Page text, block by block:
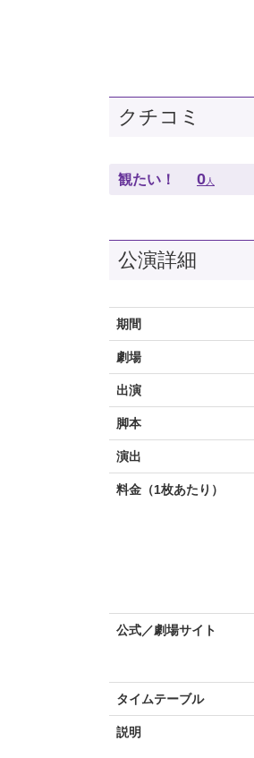
クチコミ
観たい！ 0 人
公演詳細
期間
劇場
出演
脚本
演出
料金（1枚あたり）
公式／劇場サイト
タイムテーブル
説明